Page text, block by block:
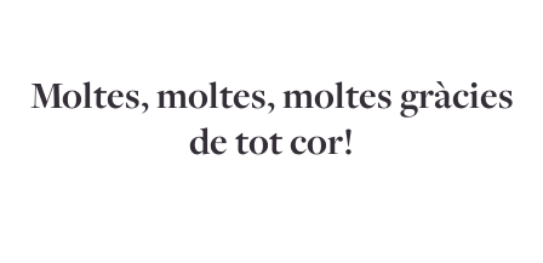
Moltes, moltes, moltes gràcies
de tot cor!